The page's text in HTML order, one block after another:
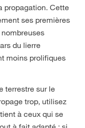
propagation. Cette
ses premières
du lierre
moins prolifiques
terrestre sur le
trop, utilisez
à ceux qui se